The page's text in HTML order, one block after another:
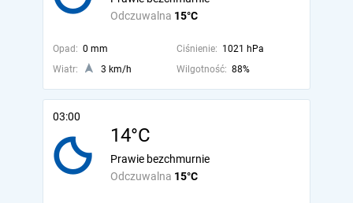
Odczuwalna 15°C
Opad: 0 mm Ciśnienie: 1021 hPa
Wiatr:
3 km/h Wilgotność: 88%
03:00
14°C
Odczuwalna 15°C
Prawie bezchmurnie